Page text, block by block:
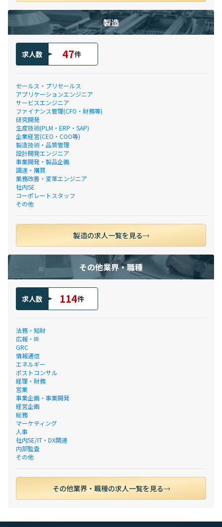
製造
求人数 47件
セールス・プリセールス
アプリケーションエンジニア
サービスエンジニア
ファイナンス管理(CFO・財務等)
研究開発
生産技術(PLM・ERP・SAP)
企業経営(CEO・COO等)
製造技術・品質管理
設計開発エンジニア
事業開発・製品企画
調達・購買
業務改善・変革エンジニア
社内SE
コーポレートスタッフ
その他
製造の求人一覧を見る
その他業界・職種
求人数 114件
法務・知財
広報・IR
GRC
情報通信
エネルギー
ポストコンサル
経理・財務
営業
事業企画・事業開発
経営企画
総務
マーケティング
人事
社内SE/IT・DX関連
内部監査
その他
その他業界・職種の求人一覧を見る